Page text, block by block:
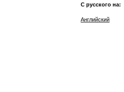
С русского на:
Английский